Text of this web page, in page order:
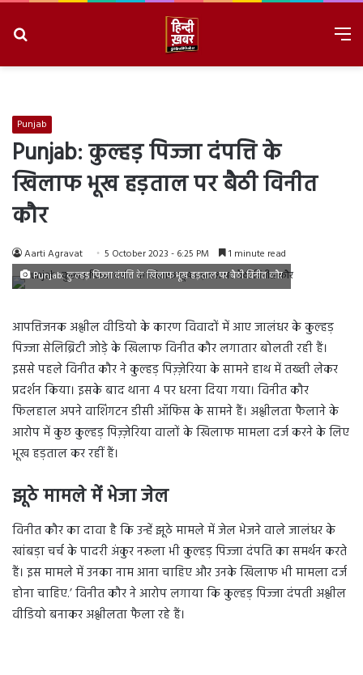
Punjab
Punjab: कुल्हड़ पिज्जा दंपत्ति के
खिलाफ भूख हड़ताल पर बैठी विनीत
कौर
Aarti Agravat 5 October 2023 - 6:25 PM 1 minute read
Punjab: कुल्हड़ पिज्जा दंपत्ति के खिलाफ भूख हड़ताल पर बैठी विनीत कौर
आपत्तिजनक अश्लील वीडियो के कारण विवादों में आए जालंधर के कुल्हड़
पिज्जा सेलिब्रिटी जोड़े के खिलाफ विनीत कौर लगातार बोलती रही हैं।
इससे पहले विनीत कौर ने कुल्हड़ पिज़्ज़ेरिया के सामने हाथ में तख्ती लेकर
प्रदर्शन किया। इसके बाद थाना 4 पर धरना दिया गया। विनीत कौर
फिलहाल अपने वाशिंगटन डीसी ऑफिस के सामने हैं। अश्लीलता फैलाने के
आरोप में कुछ कुल्हड़ पिज़्ज़ेरिया वालों के खिलाफ मामला दर्ज करने के लिए
भूख हड़ताल कर रहीं हैं।
झूठे मामले में भेजा जेल
विनीत कौर का दावा है कि उन्हें झूठे मामले में जेल भेजने वाले जालंधर के
खांबड़ा चर्च के पादरी अंकुर नरूला भी कुल्हड़ पिज्जा दंपति का समर्थन करते
हैं। इस मामले में उनका नाम आना चाहिए और उनके खिलाफ भी मामला दर्ज
होना चाहिए.’ विनीत कौर ने आरोप लगाया कि कुल्हड़ पिज्जा दंपती अश्लील
वीडियो बनाकर अश्लीलता फैला रहे हैं।